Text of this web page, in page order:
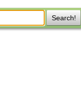
Search!